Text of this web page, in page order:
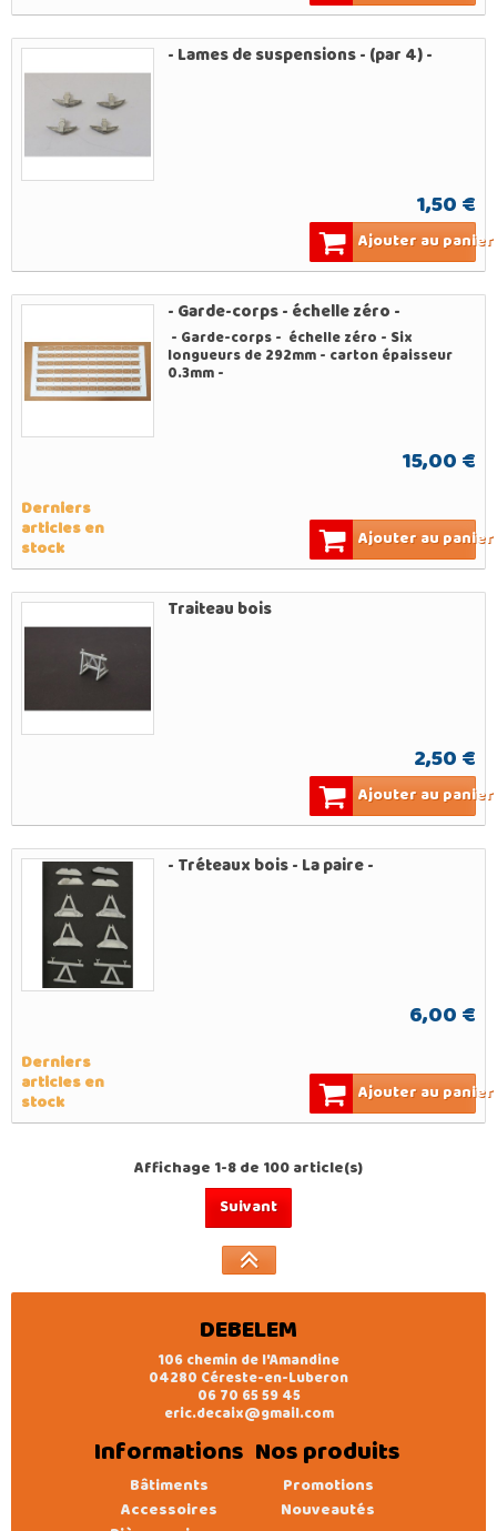
- Lames de suspensions - (par 4) -
1,50 €
Ajouter au panier
- Garde-corps - échelle zéro -
- Garde-corps - échelle zéro - Six
longueurs de 292mm - carton épaisseur
0.3mm -
15,00 €
Derniers
articles en
stock Ajouter au panier
Traiteau bois
2,50 €
Ajouter au panier
- Tréteaux bois - La paire -
6,00 €
Derniers
articles en
stock Ajouter au panier
Affichage 1-8 de 100 article(s)
Suivant
DEBELEM
106 chemin de l'Amandine
04280 Céreste-en-Luberon
06 70 65 59 45
eric.decaix@gmail.com
Informations
Bâtiments
Accessoires
Nos produits
Promotions
Nouveautés